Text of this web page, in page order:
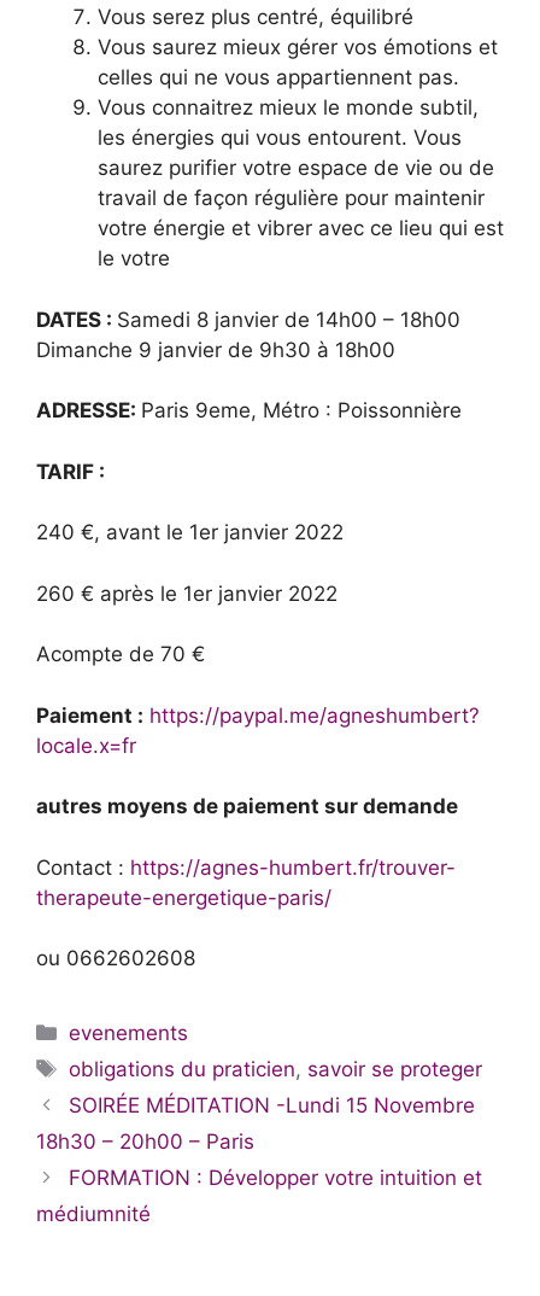
Vous serez plus centré, équilibré
Vous saurez mieux gérer vos émotions et
celles qui ne vous appartiennent pas.
Vous connaitrez mieux le monde subtil,
les énergies qui vous entourent. Vous
saurez purifier votre espace de vie ou de
travail de façon régulière pour maintenir
votre énergie et vibrer avec ce lieu qui est
le votre
DATES : Samedi 8 janvier de 14h00 – 18h00
Dimanche 9 janvier de 9h30 à 18h00
ADRESSE: Paris 9eme, Métro : Poissonnière
TARIF :
240 €, avant le 1er janvier 2022
260 € après le 1er janvier 2022
Acompte de 70 €
Paiement : https://paypal.me/agneshumbert?
locale.x=fr
autres moyens de paiement sur demande
Contact : https://agnes-humbert.fr/trouver-
therapeute-energetique-paris/
ou 0662602608
Catégories
evenements
Étiquettes
obligations du praticien, savoir se proteger
SOIRÉE MÉDITATION -Lundi 15 Novembre
18h30 – 20h00 – Paris
FORMATION : Développer votre intuition et
médiumnité